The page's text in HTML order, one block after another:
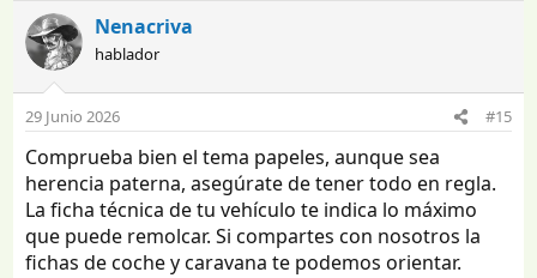
a
c
c
o
n
s
:
Nenacriva
hablador
29 Junio 2026 #15
Comprueba bien el tema papeles, aunque sea
herencia paterna, asegúrate de tener todo en regla.
La ficha técnica de tu vehículo te indica lo máximo
que puede remolcar. Si compartes con nosotros la
fichas de coche y caravana te podemos orientar.